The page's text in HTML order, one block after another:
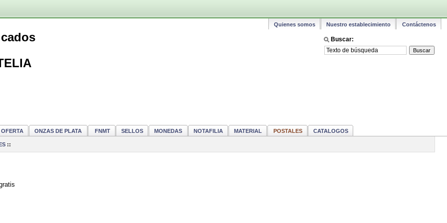
Quienes somos Nuestro establecimiento Contáctenos
Buscar:
OFERTA ONZAS DE PLATA FNMT SELLOS MONEDAS NOTAFILIA MATERIAL POSTALES CATALOGOS
::